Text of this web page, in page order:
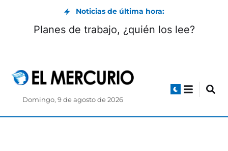
Noticias de última hora:
Planes de trabajo, ¿quién los lee?
Domingo, 9 de agosto de 2026